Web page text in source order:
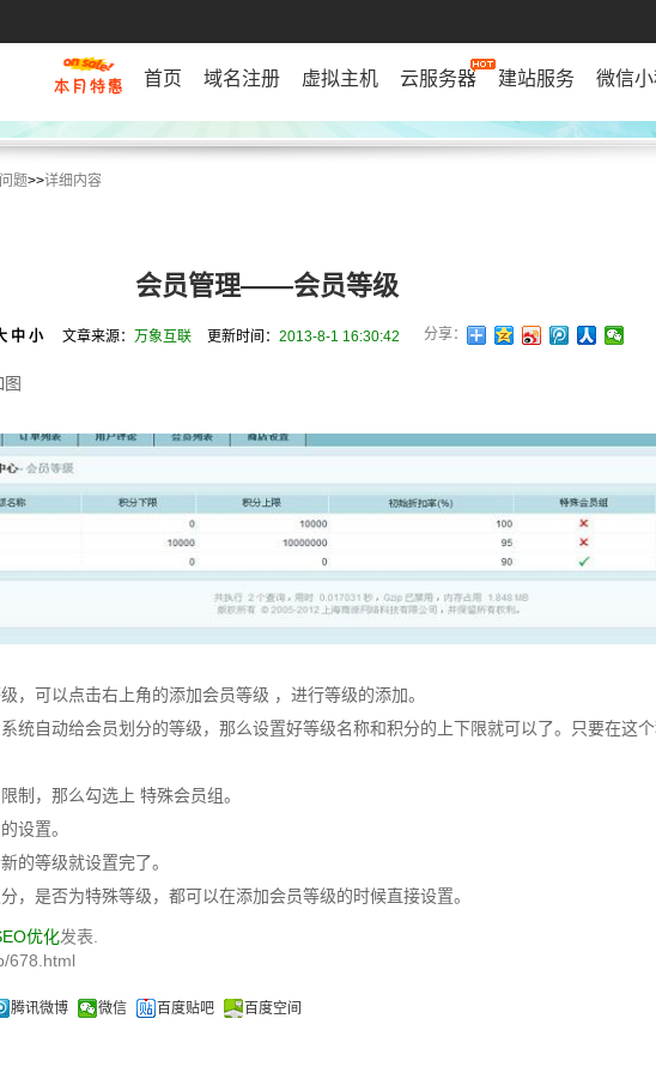
首页 域名注册 虚拟主机 云服务器 建站服务 微信
题>>详细内容
会员管理——会员等级
中 小 文章来源： 万象互联 更新时间： 2013-8-1 16:30:42 分享：
，可以点击右上角的添加会员等级 ，进行等级的添加。
统自动给会员划分的等级，那么设置好等级名称和积分的上下限就可以了。只要在这
制，那么勾选上 特殊会员组。
设置。
的等级就设置完了。
，是否为特殊等级，都可以在添加会员等级的时候直接设置。
优化发表.
678.html
腾讯微博 微信 百度贴吧 百度空间